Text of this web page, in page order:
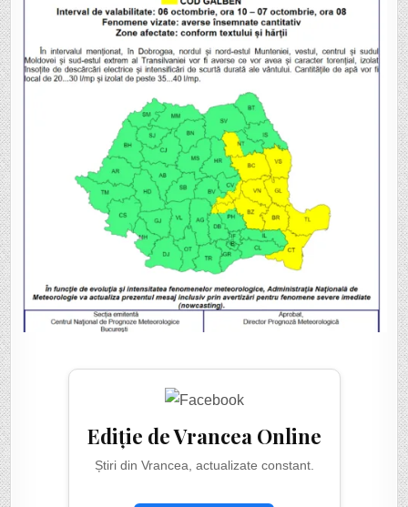
Ediție de Vrancea Online
Știri din Vrancea, actualizate constant.